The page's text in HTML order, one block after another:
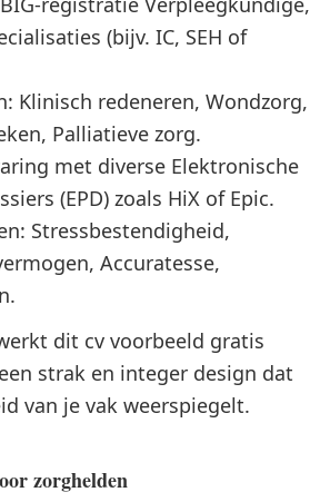
(bijv. IC, SEH of
Klinisch redeneren, Wondzorg,
Palliatieve zorg.
met diverse Elektronische
(EPD) zoals HiX of Epic.
Stressbestendigheid,
Accuratesse,
dit cv voorbeeld gratis
strak en integer design dat
van je vak weerspiegelt.
zorghelden